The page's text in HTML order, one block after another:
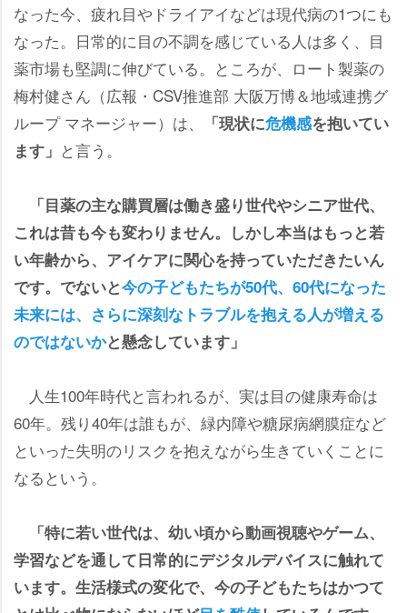
なった今、疲れ目やドライアイなどは現代病の1つにも
なった。日常的に目の不調を感じている人は多く、目
薬市場も堅調に伸びている。ところが、ロート製薬の
梅村健さん（広報・CSV推進部 大阪万博＆地域連携グ
ループ マネージャー）は、
「現状に危機感を抱いてい
ます」 と言う。
「目薬の主な購買層は働き盛り世代やシニア世代、
これは昔も今も変わりません。しかし本当はもっと若
い年齢から、アイケアに関心を持っていただきたいん
です。でないと今の子どもたちが50代、60代になった
未来には、さらに深刻なトラブルを抱える人が増える
のではないかと懸念しています」
人生100年時代と言われるが、実は目の健康寿命は
60年。残り40年は誰もが、緑内障や糖尿病網膜症など
といった失明のリスクを抱えながら生きていくことに
なるという。
「特に若い世代は、幼い頃から動画視聴やゲーム、
学習などを通して日常的にデジタルデバイスに触れて
います。生活様式の変化で、今の子どもたちはかつて